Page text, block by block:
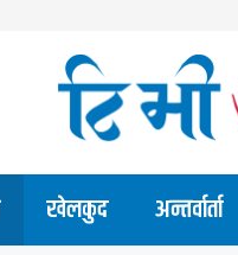
खेलकुद अन्तर्वार्ता